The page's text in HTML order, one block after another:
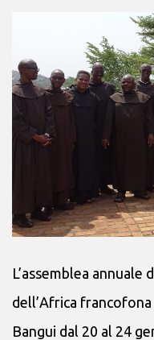
L’assemblea
dell’Africa
Bangui dal 20 al 24